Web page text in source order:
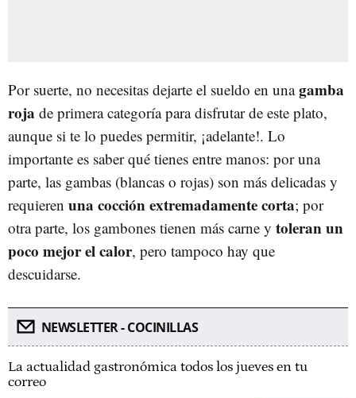
Por suerte, no necesitas dejarte el sueldo en unagamba
roja de primera categoría para disfrutar de este plato,
aunque si te lo puedes permitir, ¡adelante!. Lo
importante es saber qué tienes entre manos: por una
parte, las gambas (blancas o rojas) son más delicadas y
requieren una cocción extremadamente corta; por
otra parte, los gambones tienen más carne y toleran un
poco mejor el calor, pero tampoco hay que
descuidarse.
NEWSLETTER - COCINILLAS
La actualidad gastronómica todos los jueves en tu
correo